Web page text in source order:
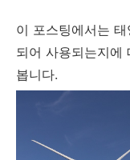
이 포스팅에서는
되어 사용되는지에
봅니다.